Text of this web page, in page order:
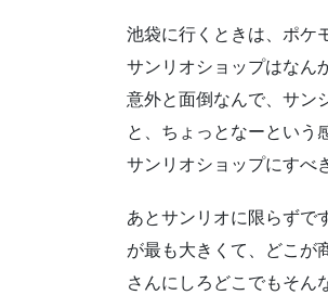
池袋に行くときは、ポケ
サンリオショップはなん
意外と面倒なんで、サン
と、ちょっとなーという
サンリオショップにすべ
あとサンリオに限らずで
が最も大きくて、どこが
さんにしろどこでもそん